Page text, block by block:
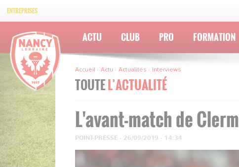
ENTREPRISES
ACTU CLUB PRO FORMATION
Accueil Actu Actualités Interviews
TOUTEL’ACTUALITÉ
L'avant-match de
POINT-PRESSE · 26/09/2019 - 14:34